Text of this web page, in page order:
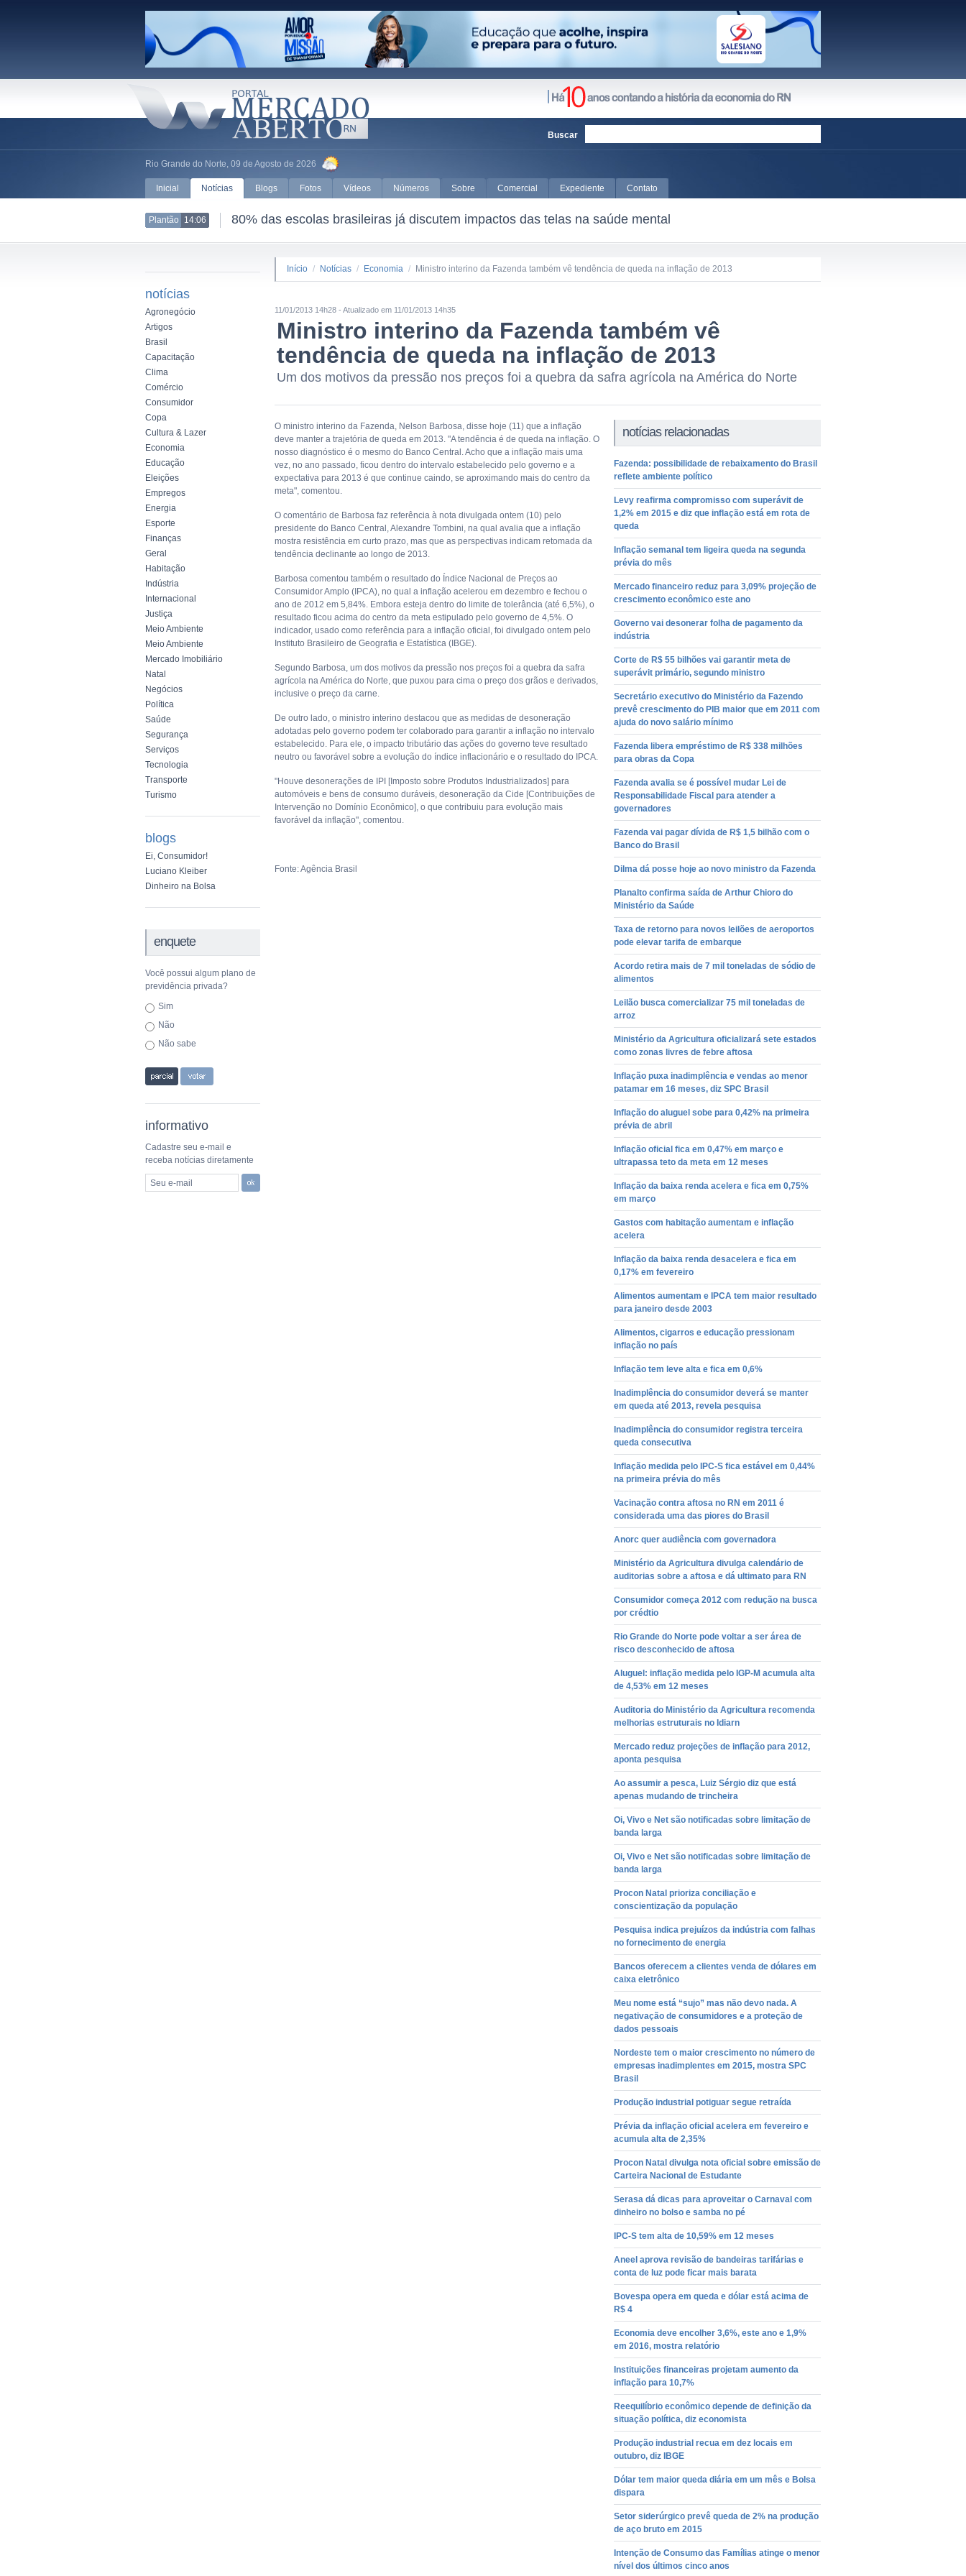
Rio Grande do Norte, 09 de Agosto de 2026
Buscar
Inicial Notícias Blogs Fotos Vídeos Números Sobre Comercial Expediente Contato
Plantão 14:06 80% das escolas brasileiras já discutem impactos das telas na saúde mental
notícias
Agronegócio
Artigos
Brasil
Capacitação
Clima
Comércio
Consumidor
Copa
Cultura & Lazer
Economia
Educação
Eleições
Empregos
Energia
Esporte
Finanças
Geral
Habitação
Indústria
Internacional
Justiça
Meio Ambiente
Meio Ambiente
Mercado Imobiliário
Natal
Negócios
Política
Saúde
Segurança
Serviços
Tecnologia
Transporte
Turismo
blogs
Ei, Consumidor!
Luciano Kleiber
Dinheiro na Bolsa
enquete
Você possui algum plano de
previdência privada?
Sim
Não
Não sabe
informativo
Cadastre seu e-mail e
receba notícias diretamente
Seu e-mail
Início / Notícias / Economia / Ministro interino da Fazenda também vê tendência de queda na inflação de 2013
11/01/2013 14h28 - Atualizado em 11/01/2013 14h35
Ministro interino da Fazenda também vê
tendência de queda na inflação de 2013
Um dos motivos da pressão nos preços foi a quebra da safra agrícola na América do Norte
notícias relacionadas
Fazenda: possibilidade de rebaixamento do Brasil
reflete ambiente político
Levy reafirma compromisso com superávit de
1,2% em 2015 e diz que inflação está em rota de
queda
Inflação semanal tem ligeira queda na segunda
prévia do mês
Mercado financeiro reduz para 3,09% projeção de
crescimento econômico este ano
Governo vai desonerar folha de pagamento da
indústria
Corte de R$ 55 bilhões vai garantir meta de
superávit primário, segundo ministro
Secretário executivo do Ministério da Fazendo
prevê crescimento do PIB maior que em 2011 com
ajuda do novo salário mínimo
Fazenda libera empréstimo de R$ 338 milhões
para obras da Copa
Fazenda avalia se é possível mudar Lei de
Responsabilidade Fiscal para atender a
governadores
Fazenda vai pagar dívida de R$ 1,5 bilhão com o
Banco do Brasil
Dilma dá posse hoje ao novo ministro da Fazenda
Planalto confirma saída de Arthur Chioro do
Ministério da Saúde
Taxa de retorno para novos leilões de aeroportos
pode elevar tarifa de embarque
Acordo retira mais de 7 mil toneladas de sódio de
alimentos
Leilão busca comercializar 75 mil toneladas de
arroz
Ministério da Agricultura oficializará sete estados
como zonas livres de febre aftosa
Inflação puxa inadimplência e vendas ao menor
patamar em 16 meses, diz SPC Brasil
Inflação do aluguel sobe para 0,42% na primeira
prévia de abril
Inflação oficial fica em 0,47% em março e
ultrapassa teto da meta em 12 meses
Inflação da baixa renda acelera e fica em 0,75%
em março
Gastos com habitação aumentam e inflação
acelera
Inflação da baixa renda desacelera e fica em
0,17% em fevereiro
Alimentos aumentam e IPCA tem maior resultado
para janeiro desde 2003
Alimentos, cigarros e educação pressionam
inflação no país
Inflação tem leve alta e fica em 0,6%
Inadimplência do consumidor deverá se manter
em queda até 2013, revela pesquisa
Inadimplência do consumidor registra terceira
queda consecutiva
Inflação medida pelo IPC-S fica estável em 0,44%
na primeira prévia do mês
Vacinação contra aftosa no RN em 2011 é
considerada uma das piores do Brasil
Anorc quer audiência com governadora
Ministério da Agricultura divulga calendário de
auditorias sobre a aftosa e dá ultimato para RN
Consumidor começa 2012 com redução na busca
por crédtio
Rio Grande do Norte pode voltar a ser área de
risco desconhecido de aftosa
Aluguel: inflação medida pelo IGP-M acumula alta
de 4,53% em 12 meses
Auditoria do Ministério da Agricultura recomenda
melhorias estruturais no Idiarn
Mercado reduz projeções de inflação para 2012,
aponta pesquisa
Ao assumir a pesca, Luiz Sérgio diz que está
apenas mudando de trincheira
Oi, Vivo e Net são notificadas sobre limitação de
banda larga
Oi, Vivo e Net são notificadas sobre limitação de
banda larga
Procon Natal prioriza conciliação e
conscientização da população
Pesquisa indica prejuízos da indústria com falhas
no fornecimento de energia
Bancos oferecem a clientes venda de dólares em
caixa eletrônico
Meu nome está “sujo” mas não devo nada. A
negativação de consumidores e a proteção de
dados pessoais
Nordeste tem o maior crescimento no número de
empresas inadimplentes em 2015, mostra SPC
Brasil
Produção industrial potiguar segue retraída
Prévia da inflação oficial acelera em fevereiro e
acumula alta de 2,35%
Procon Natal divulga nota oficial sobre emissão de
Carteira Nacional de Estudante
Serasa dá dicas para aproveitar o Carnaval com
dinheiro no bolso e samba no pé
IPC-S tem alta de 10,59% em 12 meses
Aneel aprova revisão de bandeiras tarifárias e
conta de luz pode ficar mais barata
Bovespa opera em queda e dólar está acima de
R$ 4
Economia deve encolher 3,6%, este ano e 1,9%
em 2016, mostra relatório
Instituições financeiras projetam aumento da
inflação para 10,7%
Reequilíbrio econômico depende de definição da
situação política, diz economista
Produção industrial recua em dez locais em
outubro, diz IBGE
Dólar tem maior queda diária em um mês e Bolsa
dispara
Setor siderúrgico prevê queda de 2% na produção
de aço bruto em 2015
Intenção de Consumo das Famílias atinge o menor
nível dos últimos cinco anos
O ministro interino da Fazenda, Nelson Barbosa, disse hoje (11) que a inflação
deve manter a trajetória de queda em 2013. "A tendência é de queda na inflação. O
nosso diagnóstico é o mesmo do Banco Central. Acho que a inflação mais uma
vez, no ano passado, ficou dentro do intervalo estabelecido pelo governo e a
expectativa para 2013 é que continue caindo, se aproximando mais do centro da
meta", comentou.
O comentário de Barbosa faz referência à nota divulgada ontem (10) pelo
presidente do Banco Central, Alexandre Tombini, na qual avalia que a inflação
mostra resistência em curto prazo, mas que as perspectivas indicam retomada da
tendência declinante ao longo de 2013.
Barbosa comentou também o resultado do Índice Nacional de Preços ao
Consumidor Amplo (IPCA), no qual a inflação acelerou em dezembro e fechou o
ano de 2012 em 5,84%. Embora esteja dentro do limite de tolerância (até 6,5%), o
resultado ficou acima do centro da meta estipulado pelo governo de 4,5%. O
indicador, usado como referência para a inflação oficial, foi divulgado ontem pelo
Instituto Brasileiro de Geografia e Estatística (IBGE).
Segundo Barbosa, um dos motivos da pressão nos preços foi a quebra da safra
agrícola na América do Norte, que puxou para cima o preço dos grãos e derivados,
inclusive o preço da carne.
De outro lado, o ministro interino destacou que as medidas de desoneração
adotadas pelo governo podem ter colaborado para garantir a inflação no intervalo
estabelecido. Para ele, o impacto tributário das ações do governo teve resultado
neutro ou favorável sobre a evolução do índice inflacionário e o resultado do IPCA.
"Houve desonerações de IPI [Imposto sobre Produtos Industrializados] para
automóveis e bens de consumo duráveis, desoneração da Cide [Contribuições de
Intervenção no Domínio Econômico], o que contribuiu para evolução mais
favorável da inflação", comentou.
Fonte: Agência Brasil